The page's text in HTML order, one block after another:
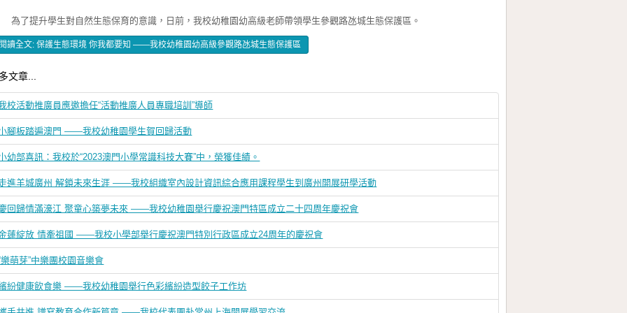
提升學生對自然生態保育的意識，日前，我校幼稚園幼高級老師帶領學生參觀路氹城生態保護區。
讀全文: 保護生態環境 你我都要知 ——我校幼稚園幼高級參觀路氹城生態保護區
文章...
校活動推廣員應邀擔任“活動推廣人員專職培訓”導師
腳板踏遍澳門 ——我校幼稚園學生賀回歸活動
幼部喜訊：我校於“2023澳門小學常識科技大賽”中，榮獲佳績。
進羊城廣州 解鎖未來生涯 ——我校組織室內設計資訊綜合應用課程學生到廣州開展研學活動
回歸情滿濠江 聚童心築夢未來 ——我校幼稚園舉行慶祝澳門特區成立二十四周年慶祝會
蓮綻放 情牽祖國 ——我校小學部舉行慶祝澳門特別行政區成立24周年的慶祝會
樂萌芽”中樂團校園音樂會
紛健康飲食樂 ——我校幼稚園舉行色彩繽紛造型餃子工作坊